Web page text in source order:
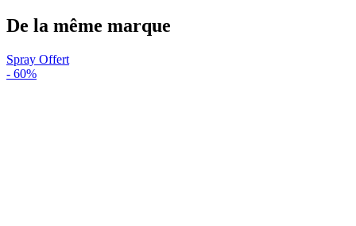
De la même marque
Spray Offert
- 60%